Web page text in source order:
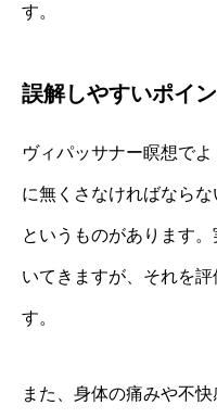
す。
誤解しやすいポイ
ヴィパッサナー瞑想で
に無くさなければならな
というものがあります
いてきますが、それを
す。
また、身体の痛みや不